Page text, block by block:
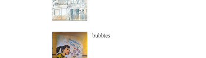
bubbles